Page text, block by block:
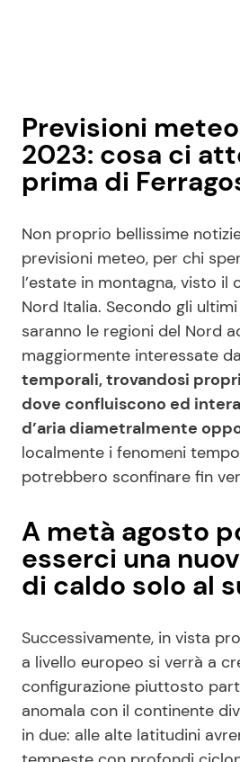
Previsioni
2023: cosa ci
prima di
Non proprio bellissime
previsioni meteo, per chi
l’estate in montagna, visto il
Nord Italia. Secondo gli
saranno le regioni del Nord
maggiormente interessate da
temporali, trovandosi
dove confluiscono ed
d’aria diametralmente
localmente i fenomeni
potrebbero sconfinare fin
A metà agosto
esserci una
di caldo solo al
Successivamente, in vista
a livello europeo si verrà a
configurazione piuttosto
anomala con il continente
in due: alle alte latitudini